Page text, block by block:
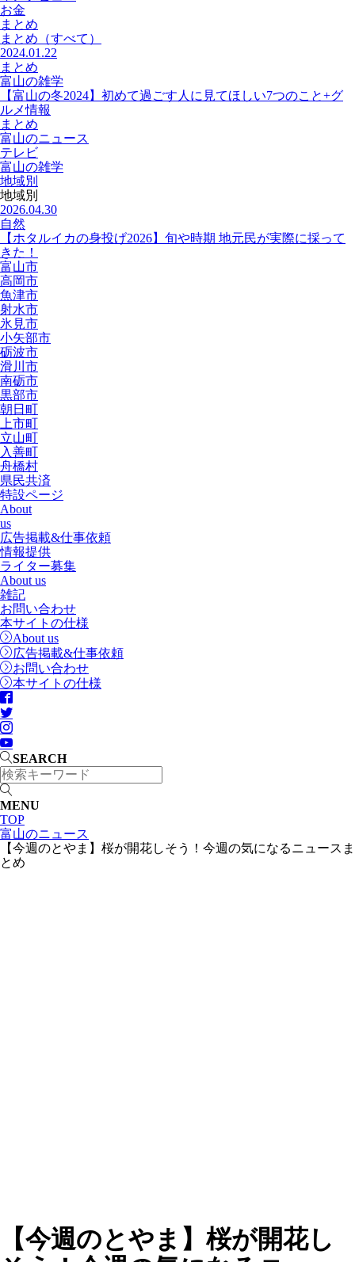
お金
まとめ
まとめ （すべて）
2024.01.22
まとめ
富山の雑学
【富山の冬2024】初めて過ごす人に見てほしい7つのこと+グ
ルメ情報
まとめ
富山のニュース
テレビ
富山の雑学
地域別
地域別
2026.04.30
自然
【ホタルイカの身投げ2026】旬や時期 地元民が実際に採って
きた！
富山市
高岡市
魚津市
射水市
氷見市
小矢部市
砺波市
滑川市
南砺市
黒部市
朝日町
上市町
立山町
入善町
舟橋村
県民共済
特設ページ
About
us
広告掲載&仕事依頼
情報提供
ライター募集
About us
雑記
お問い合わせ
本サイトの仕様
About us
広告掲載&仕事依頼
お問い合わせ
本サイトの仕様
SEARCH
MENU
TOP
富山のニュース
【今週のとやま】桜が開花しそう！今週の気になるニュースま
とめ
【今週のとやま】桜が開花し